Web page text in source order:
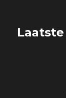
Laatste